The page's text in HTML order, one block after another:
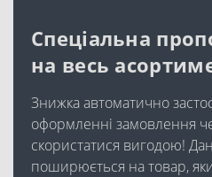
Спеціальна
на весь
Знижка автоматично
оформленні замовлення
скористатися вигодою!
поширюється на товар,